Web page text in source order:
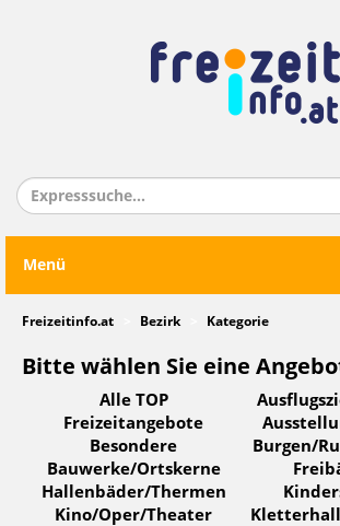
Menü
Freizeitinfo.at Bezirk Kategorie
Bitte wählen Sie eine
Alle TOP
Freizeitangebote
Besondere
Bauwerke/Ortskerne
Burgen/
Hallenbäder/Thermen
Kino/Oper/Theater